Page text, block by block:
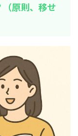
原則、移せ